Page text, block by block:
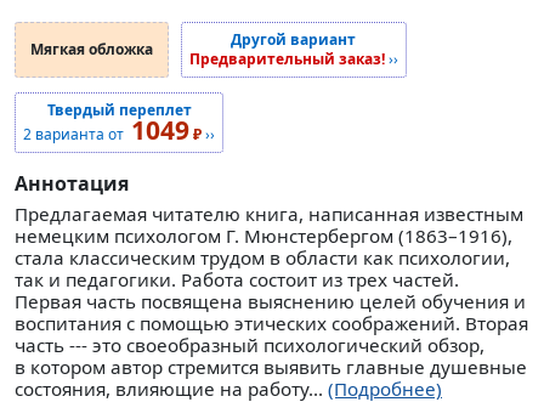
Мягкая обложка
Другой вариант
Предварительный заказ!››
Твердый переплет
2 варианта от 1049₽››
Аннотация
Предлагаемая читателю книга, написанная известным
немецким психологом Г. Мюнстербергом (1863–1916),
стала классическим трудом в области как психологии,
так и педагогики. Работа состоит из трех частей.
Первая часть посвящена выяснению целей обучения и
воспитания с помощью этических соображений. Вторая
часть --- это своеобразный психологический обзор,
в котором автор стремится выявить главные душевные
состояния, влияющие на работу... (Подробнее)